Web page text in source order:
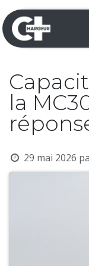
Se rendre au
la
29 mai 2026